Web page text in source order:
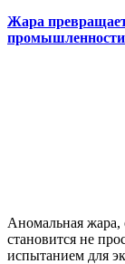
Жара
промышленности
Аномальная жара,
становится не
испытанием для